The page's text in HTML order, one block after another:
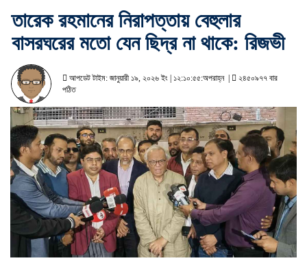
তারেক রহমানের নিরাপত্তায় বেহুলার
বাসরঘরের মতো যেন ছিদ্র না থাকে: রিজভী
আপডেট টাইম: জানুয়ারী ১৯, ২০২৬ ইং | ১২:১০:৫৫:অপরাহ্ন |
২৪৫০৯৭৭ বার
পঠিত